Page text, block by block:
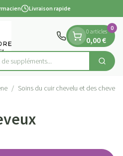
Livraison rapide
suppléments...
0 articles
0,00 €
0
/ Soins du cuir chevelu et des cheveux